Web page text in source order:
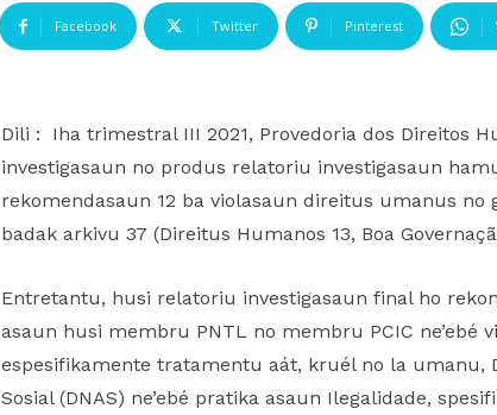
Facebook Twitter Pinterest
Dili : Iha trimestral III 2021, Provedoria dos Direitos
investigasaun no produs relatoriu investigasaun
rekomendasaun 12 ba violasaun direitus umanus
badak arkivu 37 (Direitus Humanos 13, Boa
Entretantu, husi relatoriu investigasaun final ho
asaun husi membru PNTL no membru PCIC
espesifikamente tratamentu aát, kruél no la umanu,
Sosial (DNAS) ne’ebé pratika asaun Ilegalidade,